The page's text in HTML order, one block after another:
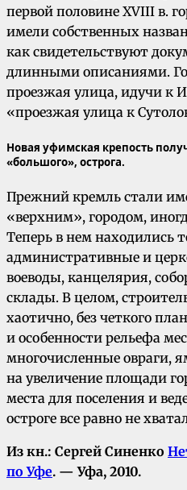
первой половине XVIII в.
имели собственных
как свидетельствуют
длинными описаниями.
проезжая улица, идучи к
«проезжая улица к
Новая уфимская крепость
«большого», острога.
Прежний кремль стали
«верхним», городом,
Теперь в нем находились
административные и
воеводы, канцелярия,
склады. В целом,
хаотично, без четкого
и особенности рельефа
многочисленные овраги,
на увеличение площади
места для поселения и
остроге все равно не
Из кн.: Сергей Синенко
по Уфе. — Уфа, 2010.